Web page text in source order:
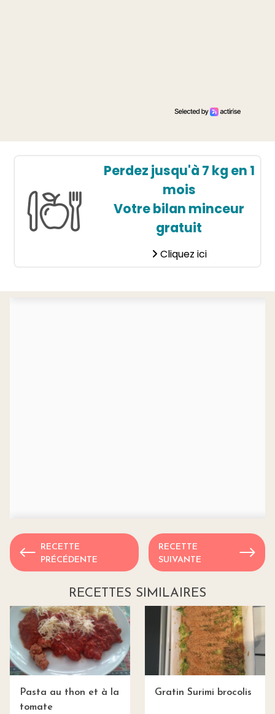
Perdez jusqu'à 7 kg en 1
mois
Votre bilan minceur
gratuit
Cliquez ici
RECETTE
PRÉCÉDENTE
RECETTE
SUIVANTE
RECETTES SIMILAIRES
Pasta au thon et à la
tomate
Gratin Surimi brocolis